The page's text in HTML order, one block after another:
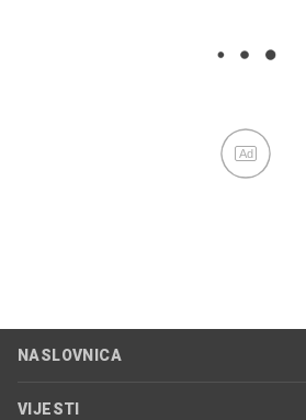
Ad
NASLOVNICA
VIJESTI